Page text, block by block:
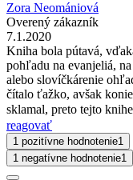
Zora Neomániová
Overený zákazník
7.1.2020
Kniha bola pútavá,
pohľadu na evanjeliá,
alebo slovíčkárenie
čítalo ťažko, avšak
sklamal, preto tejto
reagovať
1 pozitívne hodnotenie1
1 negatívne hodnotenie1